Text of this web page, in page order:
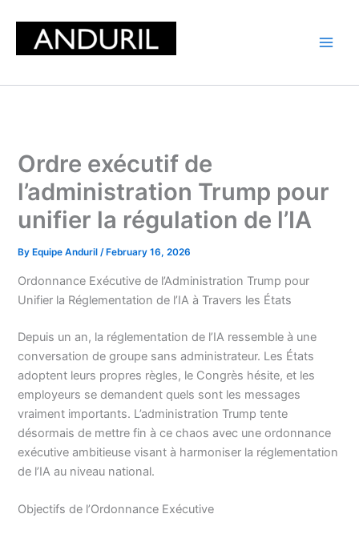
content
Ordre exécutif de
l’administration Trump pour
unifier la régulation de l’IA
By Equipe Anduril/ February 16, 2026
Ordonnance Exécutive de l’Administration Trump pour
Unifier la Réglementation de l’IA à Travers les États
Depuis un an, la réglementation de l’IA ressemble à une
conversation de groupe sans administrateur. Les États
adoptent leurs propres règles, le Congrès hésite, et les
employeurs se demandent quels sont les messages
vraiment importants. L’administration Trump tente
désormais de mettre fin à ce chaos avec une ordonnance
exécutive ambitieuse visant à harmoniser la réglementation
de l’IA au niveau national.
Objectifs de l’Ordonnance Exécutive